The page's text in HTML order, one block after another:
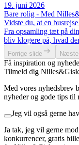
19. juni 2026
Bare rolig - Med
Vidste du, at en
Fra opsamling tæt på
bliv klogere på, hvad
Forrige slide
Få inspiration og
Tilmeld dig
Med vores nyhedsbrev
nyheder og gode tips til
Jeg vil også gerne
Ja tak, jeg vil gerne
konkurrencer, gratis